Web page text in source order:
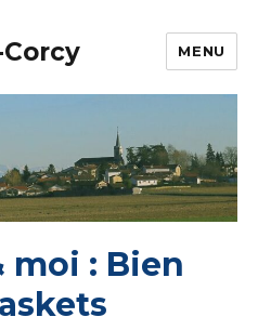
MENU
moi : Bien